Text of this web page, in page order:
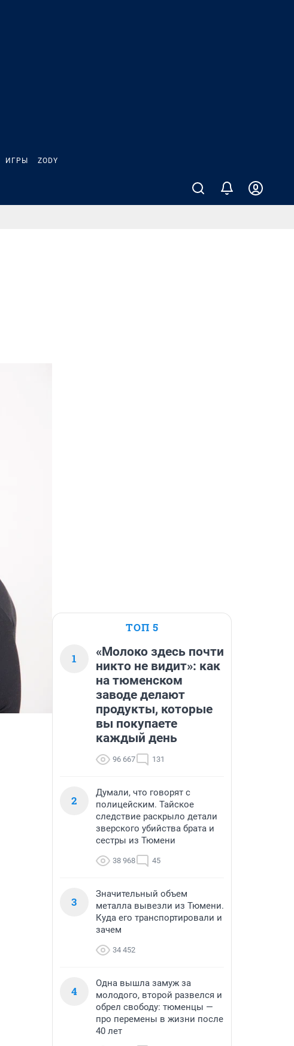
ИГРЫ ZODY
ТОП 5
1
«Молоко здесь почти
никто не видит»: как
на тюменском
заводе делают
продукты, которые
вы покупаете
каждый день
96 667 131
2
Думали, что говорят с
полицейским. Тайское
следствие раскрыло детали
зверского убийства брата и
сестры из Тюмени
38 968 45
3
Значительный объем
металла вывезли из Тюмени.
Куда его транспортировали и
зачем
34 452
4
Одна вышла замуж за
молодого, второй развелся и
обрел свободу: тюменцы —
про перемены в жизни после
40 лет